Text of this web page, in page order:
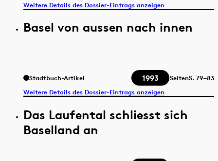
Weitere Details des Dossier-Eintrags anzeigen
Basel von aussen nach innen
Stadtbuch-Artikel 1993 SeitenS. 79–83
Weitere Details des Dossier-Eintrags anzeigen
Das Laufental schliesst sich
Baselland an